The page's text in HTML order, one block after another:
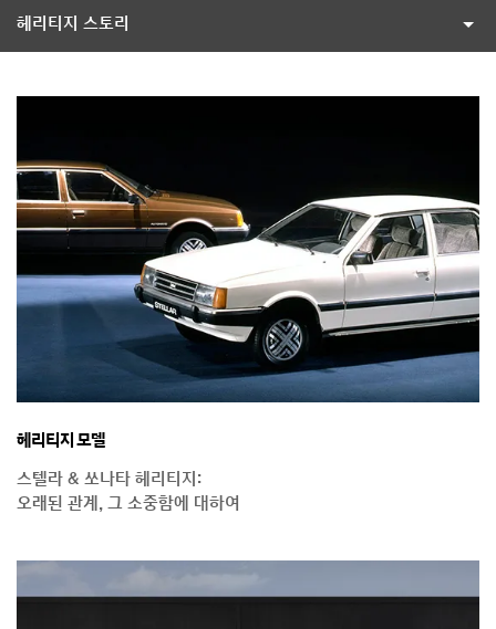
헤리티지 스토리
헤리티지 모델
스텔라 & 쏘나타 헤리티지:
오래된 관계, 그 소중함에 대하여